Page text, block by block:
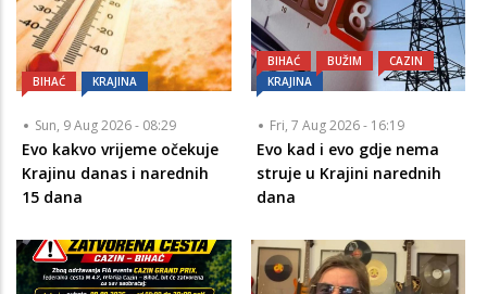
BIHAĆ KRAJINA
Sun, 9 Aug 2026 - 08:29
Evo kakvo vrijeme očekuje
Krajinu danas i narednih
15 dana
BIHAĆ BUŽIM
CAZIN
KRAJINA
Fri, 7 Aug 2026 - 16:19
Evo kad i evo gdje nema
struje u Krajini narednih
dana